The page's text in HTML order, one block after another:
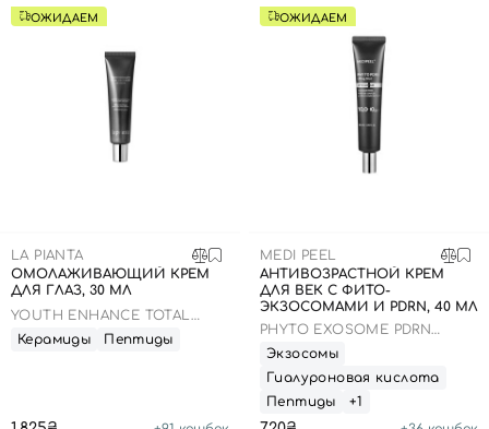
ОЖИДАЕМ
LA PIANTA
ОМОЛАЖИВАЮЩИЙ КРЕМ
ДЛЯ ГЛАЗ, 30 МЛ
YOUTH ENHANCE TOTAL
RECOVERY EYE CREAM
Керамиды Пептиды
ОЖИДАЕМ
MEDI PEEL
АНТИВОЗРАСТНОЙ КРЕМ
ДЛЯ ВЕК С ФИТО-
ЭКЗОСОМАМИ И PDRN, 40 МЛ
PHYTO EXOSOME PDRN
LIFTING SHOT EYE CREAM
Экзосомы
Гиалуроновая кислота
Пептиды
+1